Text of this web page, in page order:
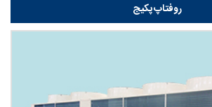
روفتاپ پکیج